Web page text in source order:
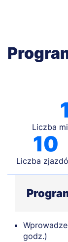
Liczba
10
Liczba
godz.)